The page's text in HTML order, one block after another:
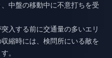
中盤の移動中に不意打ちを受
入する前に交通量の多いエリ
縮時には、検問所にいる敵を
。